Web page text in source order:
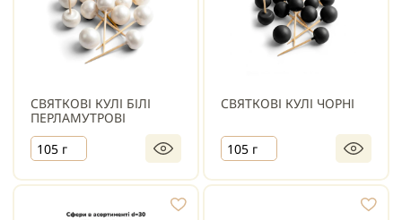
СВЯТКОВІ КУЛІ БІЛІ
ПЕРЛАМУТРОВІ
105 г
СВЯТКОВІ КУЛІ ЧОРНІ
105 г